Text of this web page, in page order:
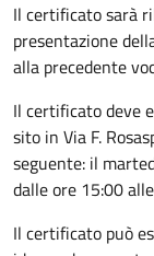
Il certificato sarà
presentazione
alla precedente
Il certificato deve
sito in Via F.
seguente: il
dalle ore 15:00
Il certificato può